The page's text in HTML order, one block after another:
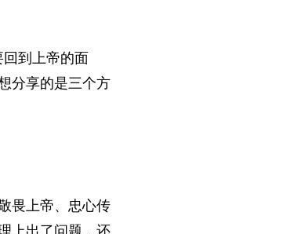
到上帝的面
分享的是三个方
畏上帝、忠心传
上出了问题，还